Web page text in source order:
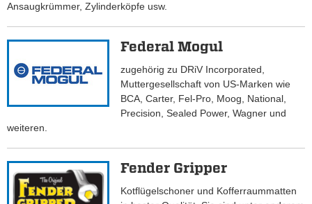
Ansaugkrümmer, Zylinderköpfe usw.
Federal Mogul
zugehörig zu DRiV Incorporated,
Muttergesellschaft von US-Marken wie
BCA, Carter, Fel-Pro, Moog, National,
Precision, Sealed Power, Wagner und
weiteren.
Fender Gripper
Kotflügelschoner und Kofferraummatten